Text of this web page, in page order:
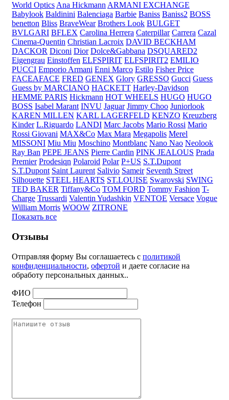
World Optics Ana Hickmann ARMANI EXCHANGE
Babylook Baldinini Balenciaga Barbie Baniss Baniss2 BOSS
benetton Bliss BraveWear Brothers Look BULGET
BVLGARI BFLEX Carolina Herrera Caterpillar Carrera Cazal
Cinema-Quentin Christian Lacroix DAVID BECKHAM
DACKOR Diconi Dior Dolce&Gabbana DSQUARED2
Eigengrau Einstoffen ELFSPIRIT ELFSPIRIT2 EMILIO
PUCCI Emporio Armani Enni Marco Estilo Fisher Price
FACEAFACE FRED GENEX Glory GRESSO Gucci Guess
Guess by MARCIANO HACKETT Harley-Davidson
HEMME PARIS Hickmann HOT WHEELS HUGO HUGO
BOSS Isabel Marant INVU Jaguar Jimmy Choo Juniorlook
KAREN MILLEN KARL LAGERFELD KENZO Kreuzberg
Kinder L.Riguardo LANDI Marc Jacobs Mario Rossi Mario
Rossi Giovani MAX&Co Max Mara Megapolis Merel
MISSONI Miu Miu Moschino Montblanc Nano Nao Neolook
Ray Ban PEPE JEANS Pierre Cardin PINK JEALOUS Prada
Premier Prodesiqn Polaroid Polar P+US S.T.Dupont
S.T.Dupont Saint Laurent Salivio Sameir Seventh Street
Silhouette STEEL HEARTS ST.LOUISE Swarovski SWING
TED BAKER Tiffany&Co TOM FORD Tommy Fashion T-
Charge Trussardi Valentin Yudashkin VENTOE Versace Vogue
William Morris WOOW ZITRONE
Показать все
Отзывы
Отправляя форму Вы соглашаетесь с политикой
конфиденциальности, офертой и даете согласие на
обработу персональных данных..
ФИО
Телефон